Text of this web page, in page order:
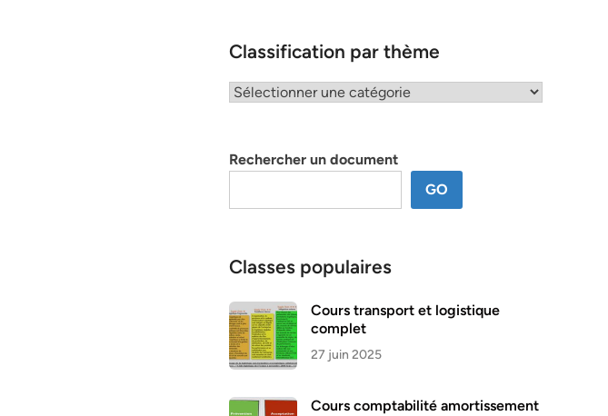
Classification par thème
Classification
Rechercher un document
GO
Classes populaires
Cours transport et logistique
complet
27 juin 2025
Cours comptabilité amortissement